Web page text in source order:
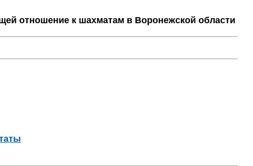
отношение к шахматам в Воронежской области